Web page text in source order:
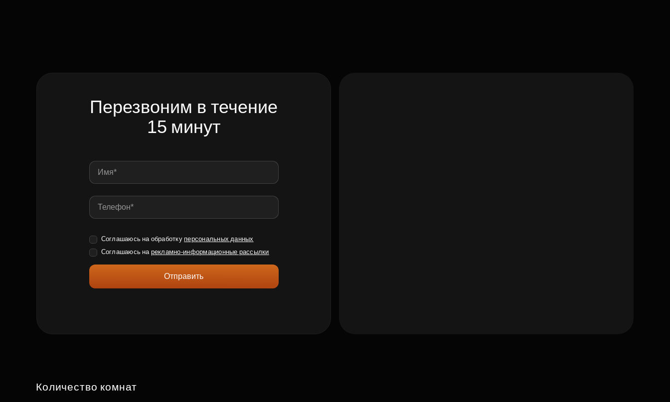
Перезвоним в течение
15 минут
Соглашаюсь на обработку персональных данных
Соглашаюсь на рекламно-информационные рассылки
Отправить
Количество комнат